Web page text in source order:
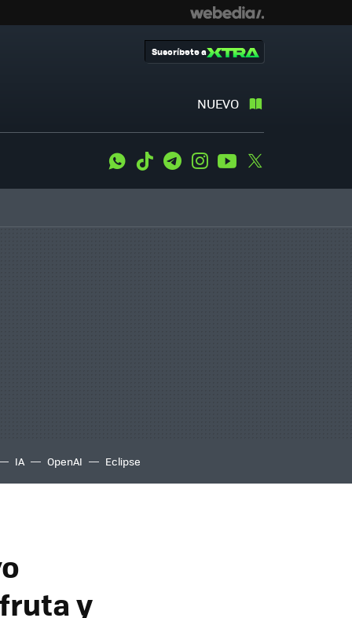
NUEVO
Suscríbete a
WhatsApp
Tiktok TelegramInstagramYoutube
IA OpenAI Eclipse
y